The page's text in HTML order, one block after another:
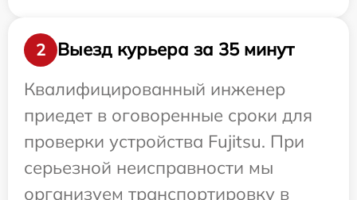
2
Выезд курьера за 35 минут
Квалифицированный инженер
приедет в оговоренные сроки для
проверки устройства Fujitsu. При
серьезной неисправности мы
организуем транспортировку в